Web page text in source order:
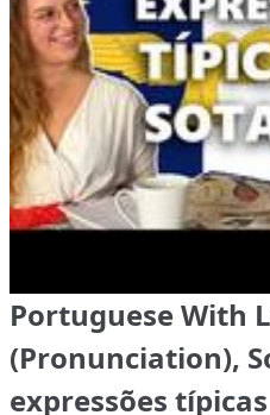
Portuguese With
(Pronunciation),
expressões